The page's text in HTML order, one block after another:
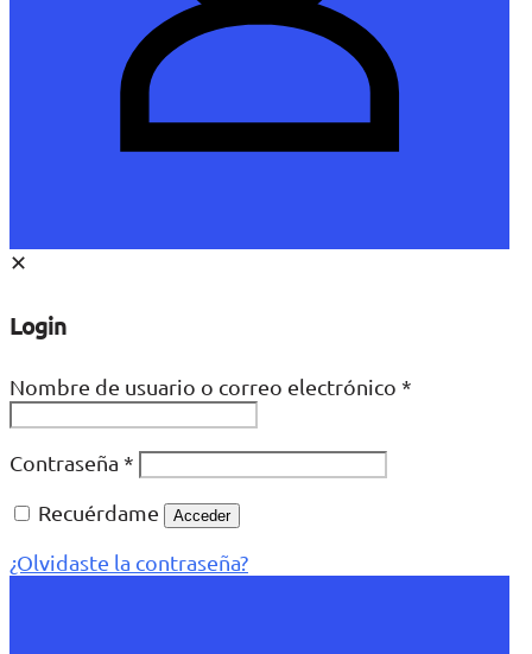
✕
Login
Nombre de usuario o correo electrónico *
Contraseña *
Recuérdame
Acceder
¿Olvidaste la contraseña?